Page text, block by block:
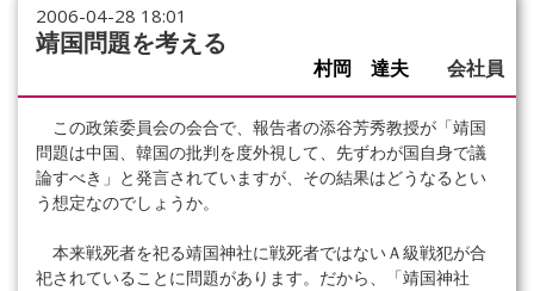
2006-04-28 18:01
靖国問題を考える
村岡 達夫 会社員
この政策委員会の会合で、報告者の添谷芳秀教授が「靖国
問題は中国、韓国の批判を度外視して、先ずわが国自身で議
論すべき」と発言されていますが、その結果はどうなるとい
う想定なのでしょうか。
本来戦死者を祀る靖国神社に戦死者ではないＡ級戦犯が合
祀されていることに問題があります。だから、「靖国神社